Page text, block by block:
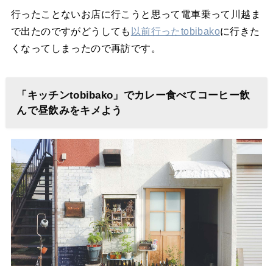
行ったことないお店に行こうと思って電車乗って川越ま
で出たのですがどうしても 以前行ったtobibakoに行きた
くなってしまったので再訪です。
「キッチンtobibako」でカレー食べてコーヒー飲
んで昼飲みをキメよう